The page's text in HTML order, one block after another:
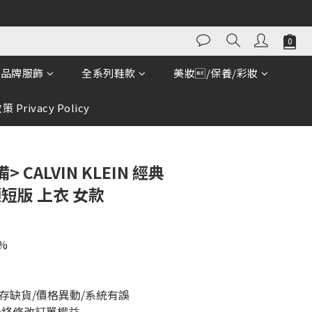
品牌服飾 全系列鞋款 美妝/保養/彩妝
策 Privacy Policy
> CALVIN KLEIN 經典
版 上衣 女款
缺貨/價格異動/系統有誤
立即購買